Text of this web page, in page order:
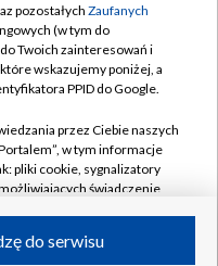
pozostałych Zaufanych
(w tym do
Twoich zainteresowań i
wskazujemy poniżej, a
PPID do Google.
przez Ciebie naszych
w tym informacje
pliki cookie, sygnalizatory
świadczenie
do serwisu